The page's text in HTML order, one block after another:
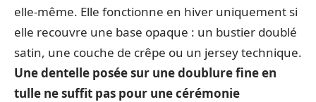
elle-même. Elle fonctionne en hiver uniquement si
elle recouvre une base opaque : un bustier doublé
satin, une couche de crêpe ou un jersey technique.
Une dentelle posée sur une doublure fine en
tulle ne suffit pas pour une cérémonie